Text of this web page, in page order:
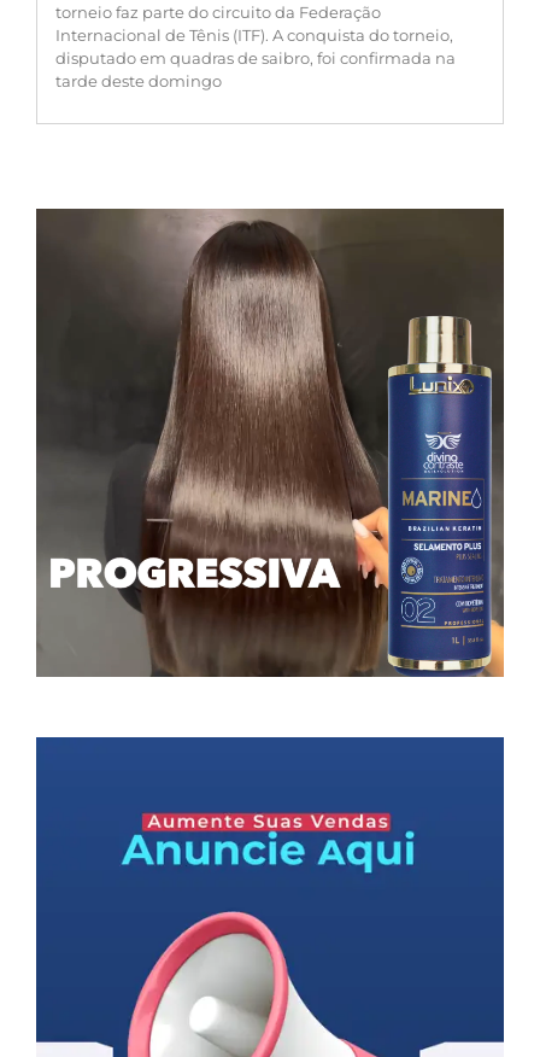
torneio faz parte do circuito da Federação
Internacional de Tênis (ITF). A conquista do torneio,
disputado em quadras de saibro, foi confirmada na
tarde deste domingo